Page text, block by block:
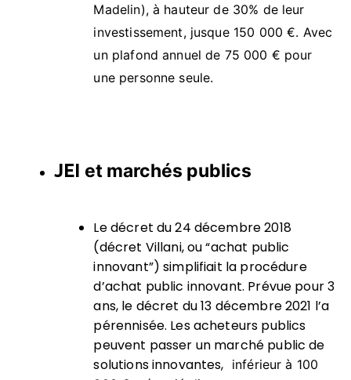
Madelin), à hauteur de 30% de leur
investissement, jusque 150 000 €. Avec
un plafond annuel de 75 000 € pour
une personne seule.
JEI et marchés publics
Le décret du 24 décembre 2018
(décret Villani, ou “achat public
innovant”) simplifiait la procédure
d’achat public innovant. Prévue pour 3
ans, le décret du 13 décembre 2021 l’a
pérennisée. Les acheteurs publics
peuvent passer un marché public de
solutions innovantes, inférieur à 100